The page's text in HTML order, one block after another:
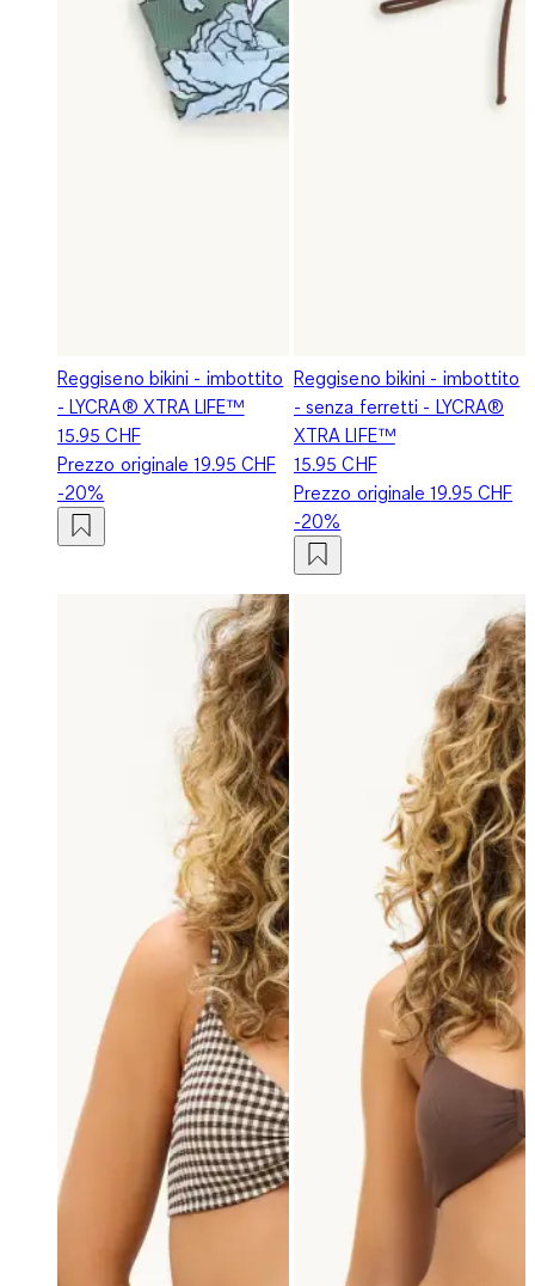
Reggiseno bikini - imbottito
- LYCRA® XTRA LIFE™
15.95 CHF
Prezzo originale19.95 CHF
-20%
Reggiseno bikini - imbottito
- senza ferretti - LYCRA®
XTRA LIFE™
15.95 CHF
Prezzo originale19.95 CHF
-20%